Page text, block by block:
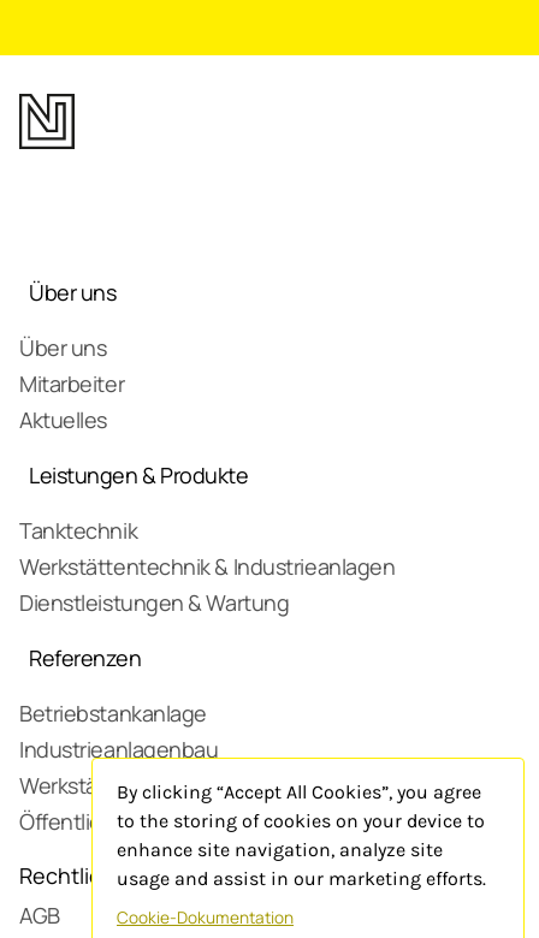
Über uns
Über uns
Mitarbeiter
Aktuelles
Leistungen & Produkte
Tanktechnik
Werkstättentechnik & Industrieanlagen
Dienstleistungen & Wartung
Referenzen
Betriebstankanlage
Industrieanlagenbau
Werkstätte
Öffentliche Tankstelle
Rechtliches
AGB
By clicking “Accept All Cookies”, you agree
to the storing of cookies on your device to
enhance site navigation, analyze site
usage and assist in our marketing efforts.
Cookie-Dokumentation